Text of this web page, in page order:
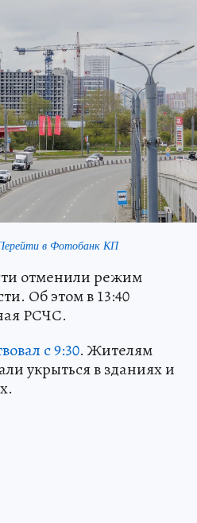
в Фотобанк КП
отменили режим
Об этом в 13:40
РСЧС.
с 9:30. Жителям
укрыться в зданиях и